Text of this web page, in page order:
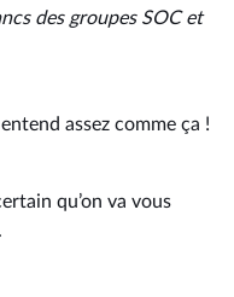
des groupes SOC et
assez comme ça !
qu’on va vous